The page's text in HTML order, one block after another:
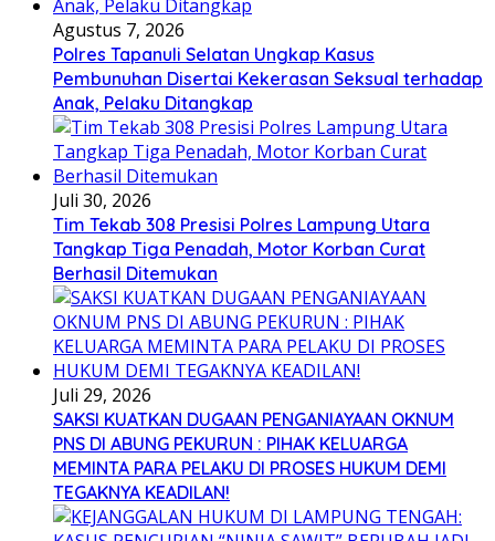
Agustus 7, 2026
Polres Tapanuli Selatan Ungkap Kasus
Pembunuhan Disertai Kekerasan Seksual terhadap
Anak, Pelaku Ditangkap
Juli 30, 2026
Tim Tekab 308 Presisi Polres Lampung Utara
Tangkap Tiga Penadah, Motor Korban Curat
Berhasil Ditemukan
Juli 29, 2026
SAKSI KUATKAN DUGAAN PENGANIAYAAN OKNUM
PNS DI ABUNG PEKURUN : PIHAK KELUARGA
MEMINTA PARA PELAKU DI PROSES HUKUM DEMI
TEGAKNYA KEADILAN!